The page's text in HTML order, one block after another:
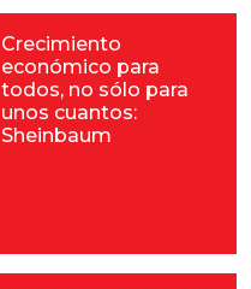
Crecimiento
económico para
todos, no sólo para
unos cuantos:
Sheinbaum